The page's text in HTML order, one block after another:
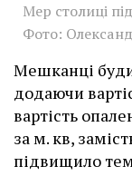
Мер столиці
Фото:
Мешканці
додаючи
вартість
за м. кв,
підвищило